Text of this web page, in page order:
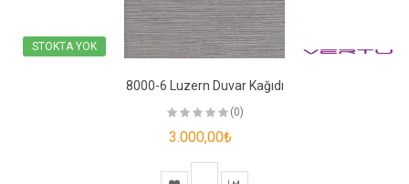
STOKTA YOK
8000-6 Luzern Duvar Kağıdı
(0)
3.000,00₺